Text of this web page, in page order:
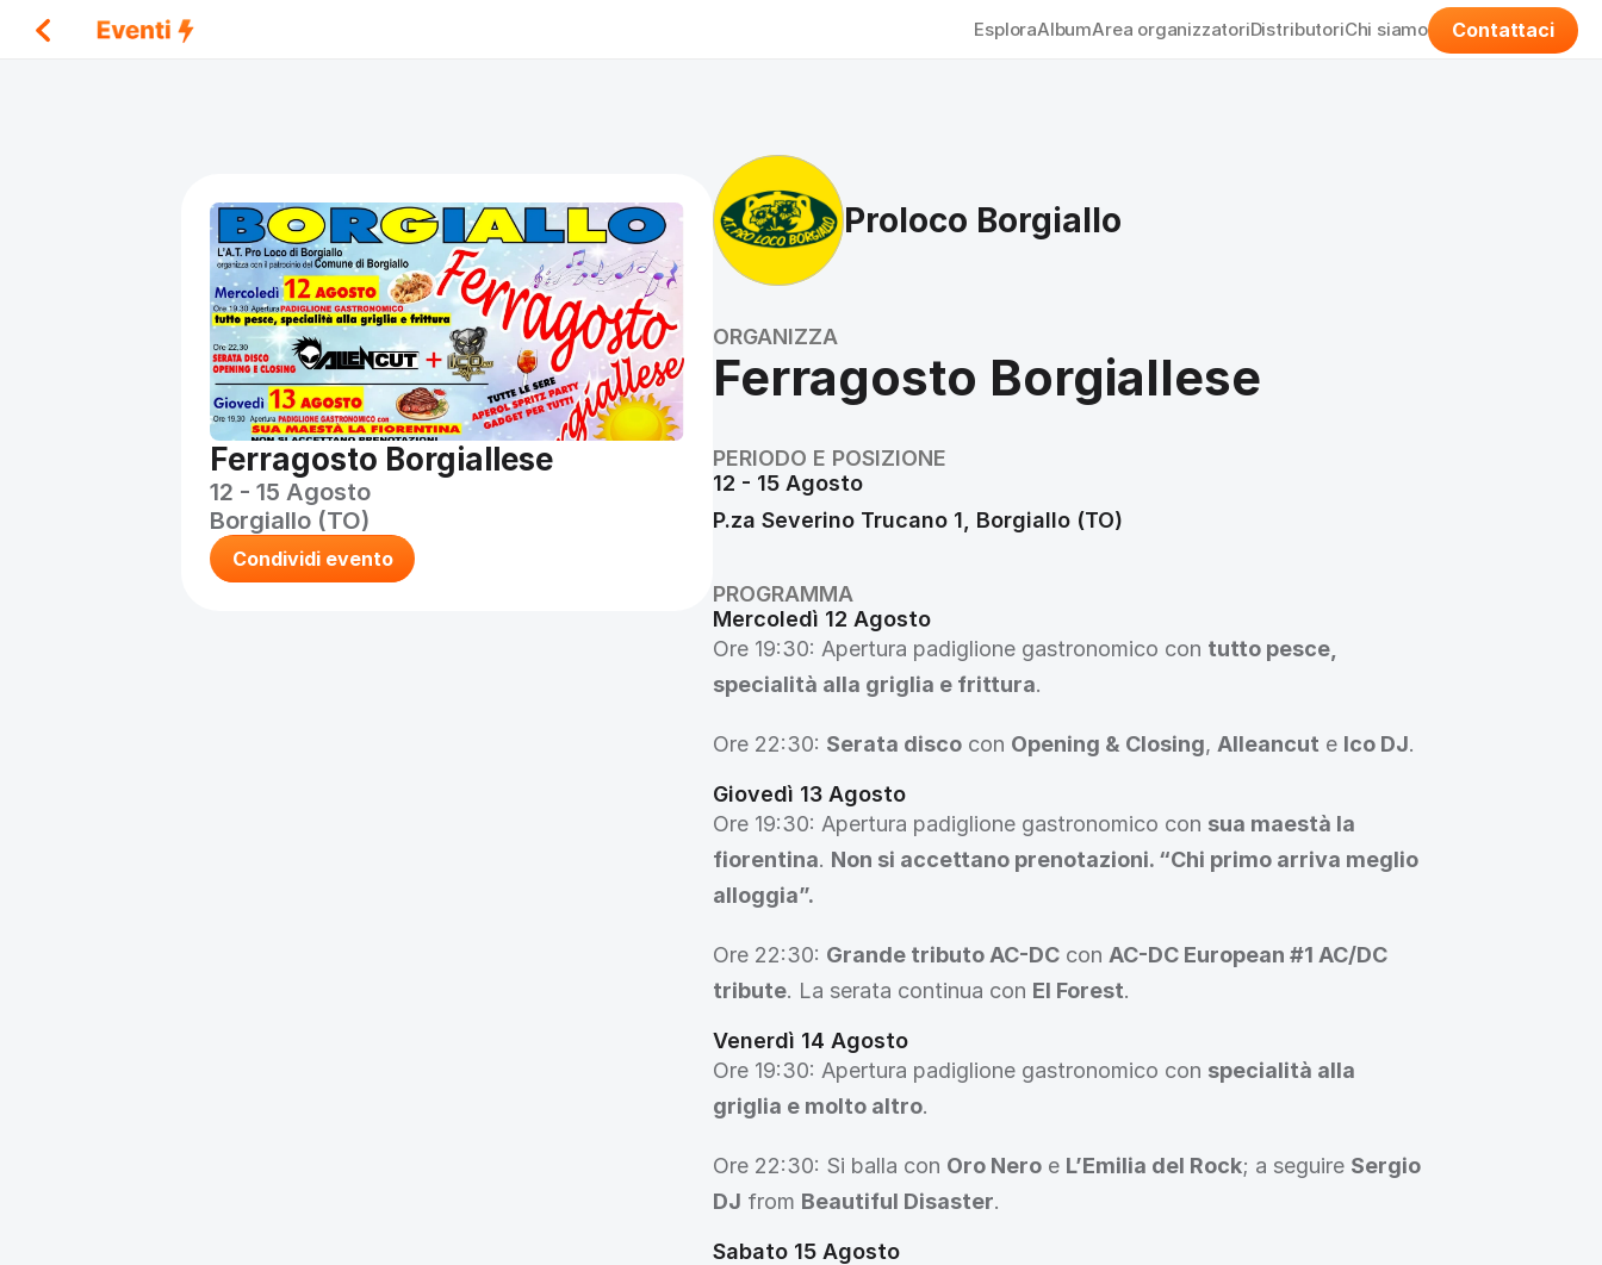
EsploraAlbumArea organizzatoriDistributoriChi siamo Contattaci
Ferragosto Borgiallese
12 - 15 Agosto
Borgiallo (TO)
Condividi evento
Proloco Borgiallo
ORGANIZZA
Ferragosto Borgiallese
PERIODO E POSIZIONE
12 - 15 Agosto
P.za Severino Trucano 1, Borgiallo (TO)
PROGRAMMA
Mercoledì 12 Agosto
Ore 19:30: Apertura padiglione gastronomico con tutto pesce,
specialità alla griglia e frittura.
Ore 22:30: Serata disco con Opening & Closing, Alleancut e Ico DJ.
Giovedì 13 Agosto
Ore 19:30: Apertura padiglione gastronomico con sua maestà la
fiorentina. Non si accettano prenotazioni. “Chi primo arriva meglio
alloggia”.
Ore 22:30: Grande tributo AC-DC con AC-DC European #1 AC/DC
tribute. La serata continua con El Forest.
Venerdì 14 Agosto
Ore 19:30: Apertura padiglione gastronomico con specialità alla
griglia e molto altro.
Ore 22:30: Si balla con Oro Nero e L’Emilia del Rock; a seguire Sergio
DJ from Beautiful Disaster.
Sabato 15 Agosto